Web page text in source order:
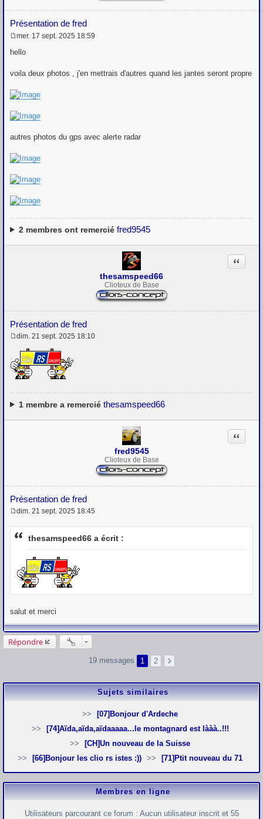
Présentation de fred
e
a
e
mer. 17 sept. 2025 18:59
hello
voila deux photos , j'en mettrais d'autres quand les jantes seront propre
autres photos du gps avec alerte radar
2membres ont remercié fred9545
thesamspeed66
Clioteux de Base
Présentation de fred
Citation
e
s
s
a
e
dim. 21 sept. 2025 18:10
1membre a remercié thesamspeed66
fred9545
Clioteux de Base
Présentation de fred
Citation
e
s
dim. 21 sept. 2025 18:45
thesamspeed66 a écrit :
salut et merci
Répondre
19 messages 1 2
Sujets similaires
[07]Bonjour d'Ardeche
[74]Aïda,aïda,aïdaaaaa...le montagnard est lààà..!!!
[CH]Un nouveau de la Suisse
[66]Bonjour les clio rs istes :))
[71]Ptit nouveau du 71
Membres en ligne
Utilisateurs parcourant ce forum : Aucun utilisateur inscrit et 55